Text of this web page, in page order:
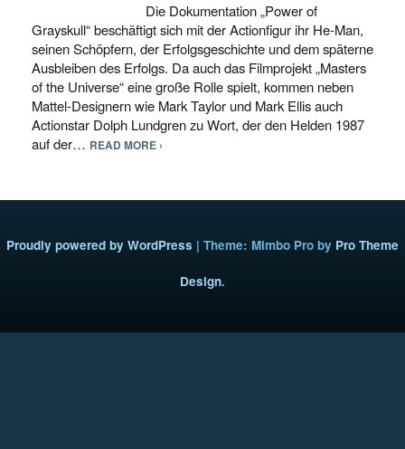
Die Dokumentation „Power of
Grayskull“ beschäftigt sich mit der Actionfigur ihr He-Man,
seinen Schöpfern, der Erfolgsgeschichte und dem späterne
Ausbleiben des Erfolgs. Da auch das Filmprojekt „Masters
of the Universe“ eine große Rolle spielt, kommen neben
Mattel-Designern wie Mark Taylor und Mark Ellis auch
Actionstar Dolph Lundgren zu Wort, der den Helden 1987
auf der… READ MORE ›
Proudly powered by WordPress | Theme: Mimbo Pro by Pro Theme
Design.